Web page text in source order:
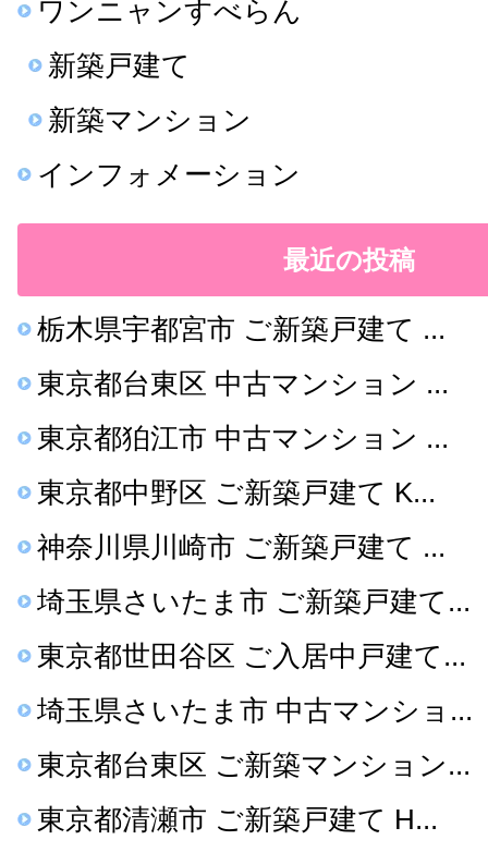
ワンニャンすべらん
新築戸建て
新築マンション
インフォメーション
最近の投稿
栃木県宇都宮市 ご新築戸建て ...
東京都台東区 中古マンション ...
東京都狛江市 中古マンション ...
東京都中野区 ご新築戸建て K...
神奈川県川崎市 ご新築戸建て ...
埼玉県さいたま市 ご新築戸建て...
東京都世田谷区 ご入居中戸建て...
埼玉県さいたま市 中古マンショ...
東京都台東区 ご新築マンション...
東京都清瀬市 ご新築戸建て H...